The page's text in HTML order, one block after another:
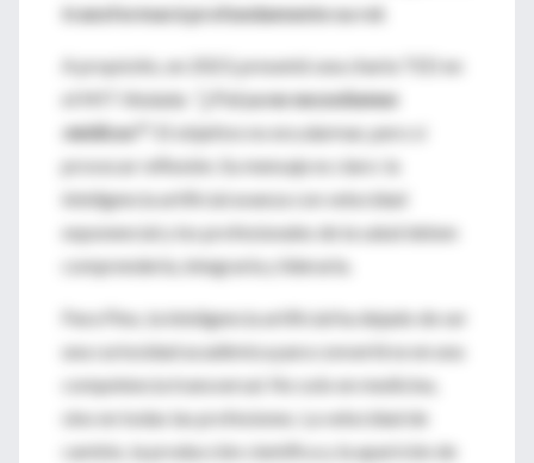
transformará profundamente su rol
A propósito, en 2023, presentó una charla TED en
el MIT titulada:
"¿Y si ya no necesitamos
médicos?"
. El objetivo no era alarmar, pero sí
provocar reflexión. Su mensaje es claro: la
inteligencia artificial avanza con velocidad
exponencial y los profesionales de la salud deben
comprenderla, integrarla y liderarla.
Para Pino, la inteligencia artificial ha dejado de ser
una curiosidad académica para convertirse en una
competencia transversal. No solo en medicina,
sino en todas las profesiones. La velocidad de
cambio, la producción científica y la aparición de